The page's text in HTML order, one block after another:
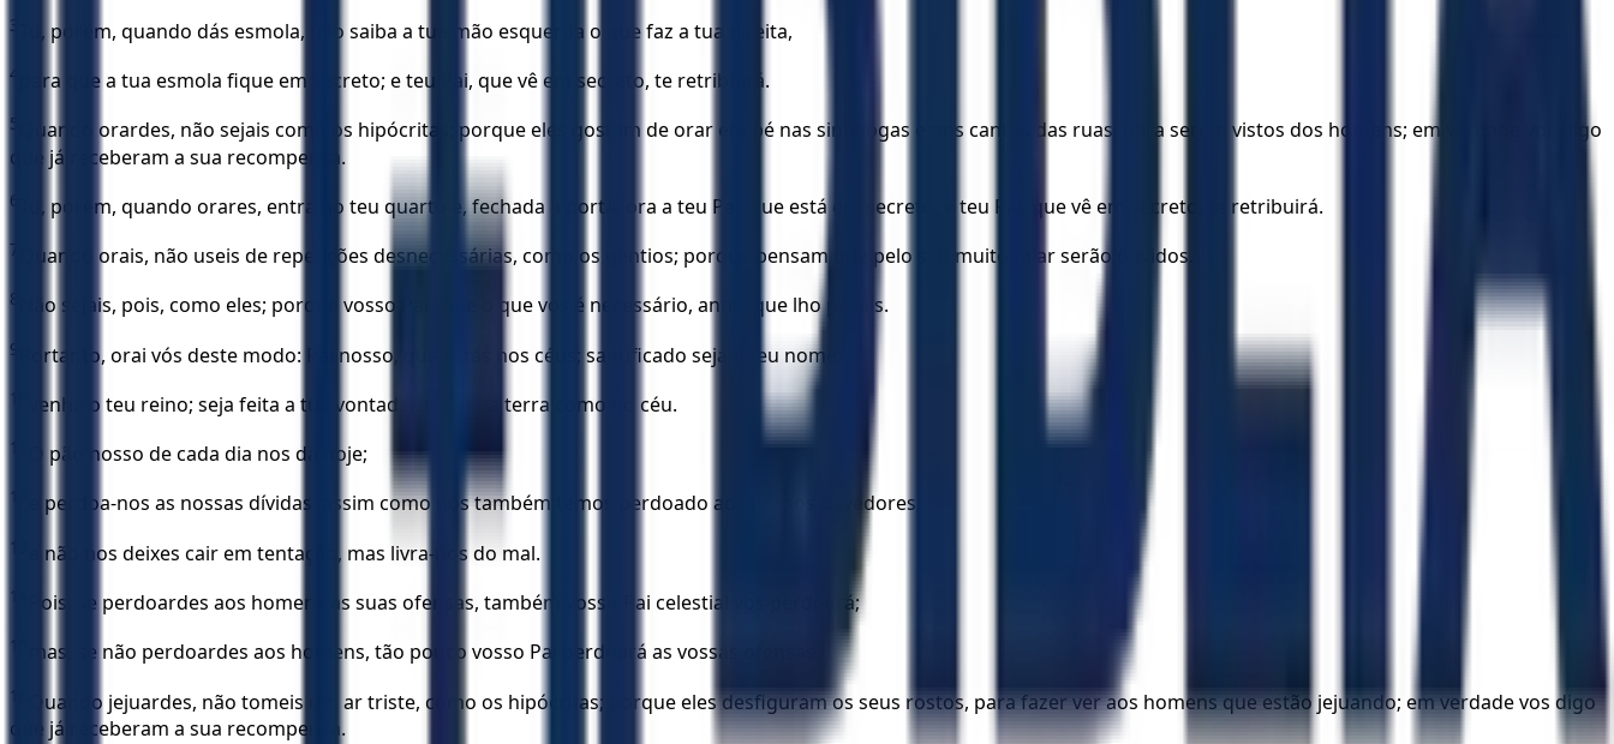
3 Tu, porém, quando dás esmola, não saiba a tua mão esquerda o que faz a tua direita,
4 para que a tua esmola fique em secreto; e teu Pai, que vê em secreto, te retribuirá.
5
Quando orardes, não sejais como os hipócritas; porque eles gostam de orar em pé nas sinagogas e nos cantos das ruas, para serem vistos dos homens; em verdade vos digo
que já receberam a sua recompensa.
6 Tu, porém, quando orares, entra no teu quarto e, fechada a porta, ora a teu Pai, que está em secreto; e teu Pai, que vê em secreto, te retribuirá.
7 Quando orais, não useis de repetições desnecessárias, como os gentios; porque pensam que pelo seu muito falar serão ouvidos.
8 Não sejais, pois, como eles; porque vosso Pai sabe o que vos é necessário, antes que lho peçais.
9 Portanto, orai vós deste modo: Pai nosso, que estás nos céus; santificado seja o teu nome;
10 venha o teu reino; seja feita a tua vontade, assim na terra como no céu.
11 O pão nosso de cada dia nos dá hoje;
12 e perdoa-nos as nossas dívidas, assim como nós também temos perdoado aos nossos devedores;
13 e não nos deixes cair em tentação, mas livra-nos do mal.
14 Pois, se perdoardes aos homens as suas ofensas, também vosso Pai celestial vos perdoará;
15 mas, se não perdoardes aos homens, tão pouco vosso Pai perdoará as vossas ofensas.
16
Quando jejuardes, não tomeis um ar triste, como os hipócritas; porque eles desfiguram os seus rostos, para fazer ver aos homens que estão jejuando; em verdade vos digo
que já receberam a sua recompensa.